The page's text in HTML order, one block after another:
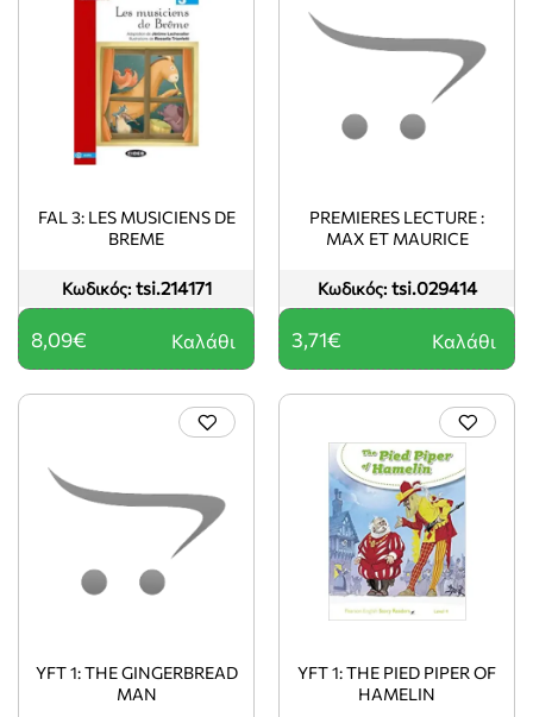
Κωδικός: tsi.214171
FAL 3: LES MUSICIENS DE
BREME
8,09€ Καλάθι
Κωδικός: tsi.029414
PREMIERES LECTURE :
MAX ET MAURICE
3,71€ Καλάθι
YFT 1: THE GINGERBREAD
MAN
YFT 1: THE PIED PIPER OF
HAMELIN